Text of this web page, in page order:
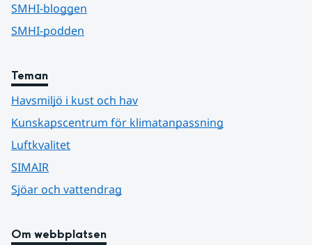
SMHI-bloggen
SMHI-podden
Teman
Havsmiljö i kust och hav
Kunskapscentrum för klimatanpassning
Luftkvalitet
SIMAIR
Sjöar och vattendrag
Om webbplatsen